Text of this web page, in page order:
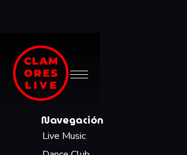
Navegación
Live Music